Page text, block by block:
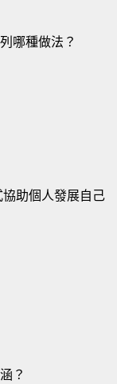
哪種做法？
助個人發展自己
？